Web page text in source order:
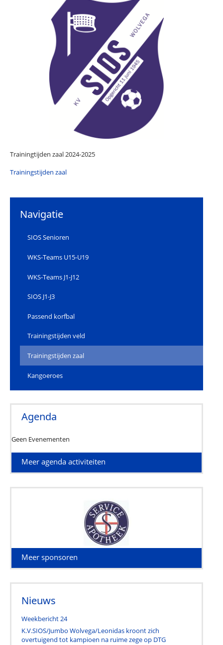
Trainingtijden zaal 2024-2025
Trainingstijden zaal
Navigatie
SIOS Senioren
WKS-Teams U15-U19
WKS-Teams J1-J12
SIOS J1-J3
Passend korfbal
Trainingstijden veld
Trainingstijden zaal
Kangoeroes
Agenda
Geen Evenementen
Meer agenda activiteiten
Meer sponsoren
Nieuws
Weekbericht 24
K.V.SIOS/Jumbo Wolvega/Leonidas kroont zich
overtuigend tot kampioen na ruime zege op DTG